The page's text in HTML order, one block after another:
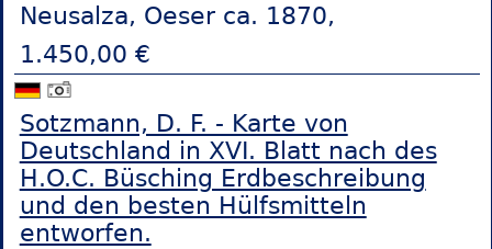
Neusalza, Oeser ca. 1870,
1.450,00 €
Sotzmann, D. F. - Karte von
Deutschland in XVI. Blatt nach des
H.O.C. Büsching Erdbeschreibung
und den besten Hülfsmitteln
entworfen.